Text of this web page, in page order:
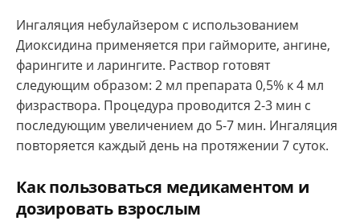
Ингаляция небулайзером с использованием
Диоксидина применяется при гайморите, ангине,
фарингите и ларингите. Раствор готовят
следующим образом: 2 мл препарата 0,5% к 4 мл
физраствора. Процедура проводится 2-3 мин с
последующим увеличением до 5-7 мин. Ингаляция
повторяется каждый день на протяжении 7 суток.
Как пользоваться медикаментом и
дозировать взрослым